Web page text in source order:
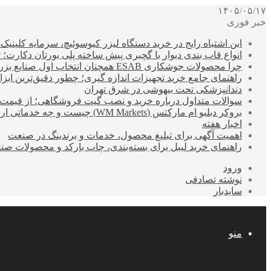
۱۴۰۵/۰۵/۱۷
خبر فوری
این اشتباه رایج در خرید دستگاه لیزر کیوسوئیچ، سرمایه
انواع قاب بندی دیوار با گچبری پیش ساخته پلی یورتان
چرا محصولات جوشکاری ESAB همچنان انتخاب اول صنایع بزرگ هستند؟
راهنمای جامع خرید تجهیزات اندازه گیری؛ چطور دقیق‌ترین
دندانپزشکی تحت بیهوشی در شرق تهران
سوالات متداول درباره خرید و نصب گیت فروشگاهی؛ از
بروکر دبلیو ام مارکتس (WM Markets) چیست و چه خدماتی ارائه می‌دهد؟
اخبار هفته
اهمیت آگهی برای تبلیغ محصول، خدمات و برندینگ در صنعت
راهنمای خرید لیبل برای بسته‌بندی، چاپ بارکد و محصولات
ورود
نوشته تصادفی
سایدبار
منو